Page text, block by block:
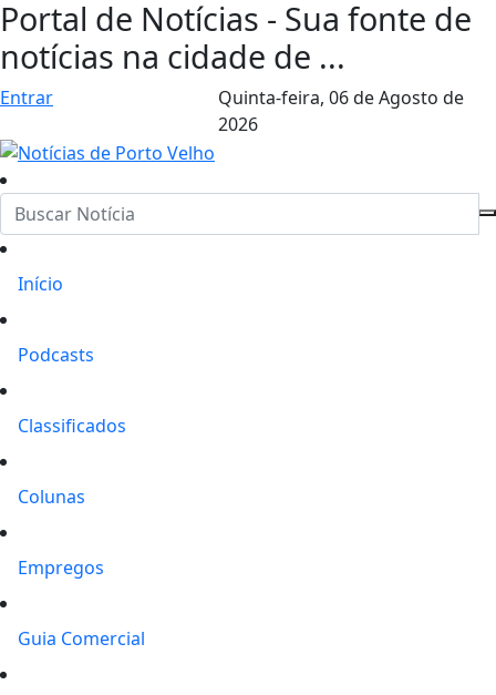
Portal de Notícias - Sua fonte de
notícias na cidade de ...
Entrar Quinta-feira, 06 de Agosto de
2026
Início
Podcasts
Classificados
Colunas
Empregos
Guia Comercial